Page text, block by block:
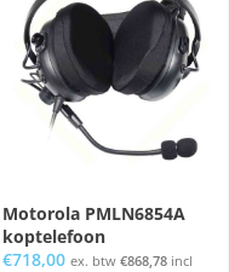
Motorola PMLN6854A
koptelefoon
€718,00 ex. btw €868,78incl